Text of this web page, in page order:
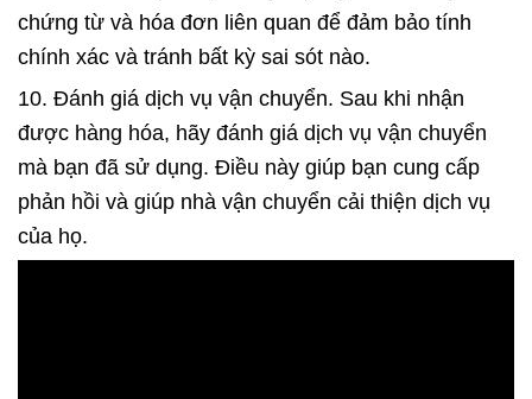
chứng từ và hóa đơn liên quan để đảm bảo tính
chính xác và tránh bất kỳ sai sót nào.
10. Đánh giá dịch vụ vận chuyển. Sau khi nhận
được hàng hóa, hãy đánh giá dịch vụ vận chuyển
mà bạn đã sử dụng. Điều này giúp bạn cung cấp
phản hồi và giúp nhà vận chuyển cải thiện dịch vụ
của họ.